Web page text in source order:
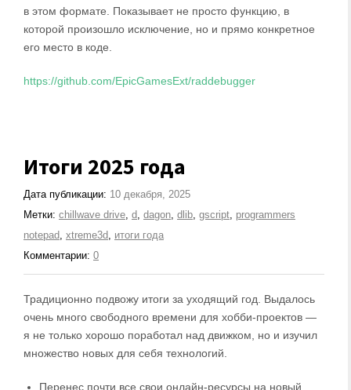
в этом формате. Показывает не просто функцию, в
которой произошло исключение, но и прямо конкретное
его место в коде.
https://github.com/EpicGamesExt/raddebugger
Итоги 2025 года
Дата публикации: 10 декабря, 2025
Метки: chillwave drive, d, dagon, dlib, gscript, programmers
notepad, xtreme3d, итоги года
Комментарии: 0
Традиционно подвожу итоги за уходящий год. Выдалось
очень много свободного времени для хобби-проектов —
я не только хорошо поработал над движком, но и изучил
множество новых для себя технологий.
Перенес почти все свои онлайн-ресурсы на новый